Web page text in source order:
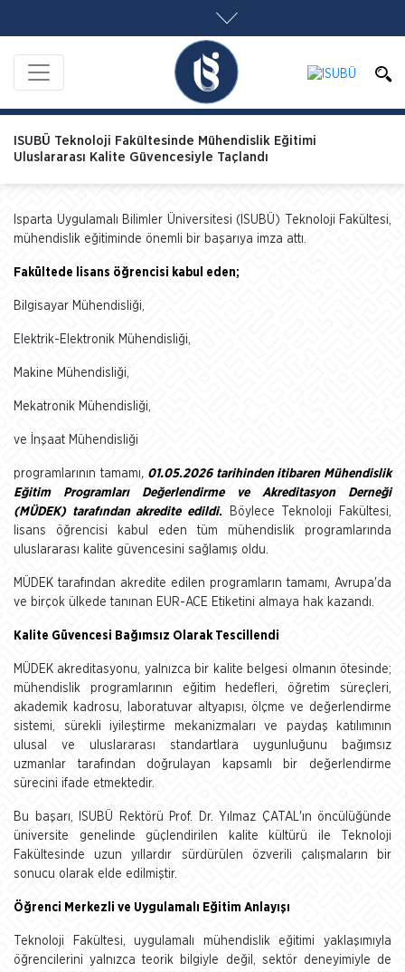
ISUBÜ Teknoloji Fakültesinde Mühendislik Eğitimi
Uluslararası Kalite Güvencesiyle Taçlandı
Isparta Uygulamalı Bilimler Üniversitesi (ISUBÜ) Teknoloji Fakültesi,
mühendislik eğitiminde önemli bir başarıya imza attı.
Fakültede lisans öğrencisi kabul eden;
Bilgisayar Mühendisliği,
Elektrik-Elektronik Mühendisliği,
Makine Mühendisliği,
Mekatronik Mühendisliği,
ve İnşaat Mühendisliği
programlarının tamamı, 01.05.2026 tarihinden itibaren Mühendislik
Eğitim Programları Değerlendirme ve Akreditasyon Derneği
(MÜDEK) tarafından akredite edildi. Böylece Teknoloji Fakültesi,
lisans öğrencisi kabul eden tüm mühendislik programlarında
uluslararası kalite güvencesini sağlamış oldu.
MÜDEK tarafından akredite edilen programların tamamı, Avrupa'da
ve birçok ülkede tanınan EUR-ACE Etiketini almaya hak kazandı.
Kalite Güvencesi Bağımsız Olarak Tescillendi
MÜDEK akreditasyonu, yalnızca bir kalite belgesi olmanın ötesinde;
mühendislik programlarının eğitim hedefleri, öğretim süreçleri,
akademik kadrosu, laboratuvar altyapısı, ölçme ve değerlendirme
sistemi, sürekli iyileştirme mekanizmaları ve paydaş katılımının
ulusal ve uluslararası standartlara uygunluğunu bağımsız
uzmanlar tarafından doğrulayan kapsamlı bir değerlendirme
sürecini ifade etmektedir.
Bu başarı, ISUBÜ Rektörü Prof. Dr. Yılmaz ÇATAL'ın öncülüğünde
üniversite genelinde güçlendirilen kalite kültürü ile Teknoloji
Fakültesinde uzun yıllardır sürdürülen özverili çalışmaların bir
sonucu olarak elde edilmiştir.
Öğrenci Merkezli ve Uygulamalı Eğitim Anlayışı
Teknoloji Fakültesi, uygulamalı mühendislik eğitimi yaklaşımıyla
öğrencilerini yalnızca teorik bilgiyle değil, sektör deneyimiyle de